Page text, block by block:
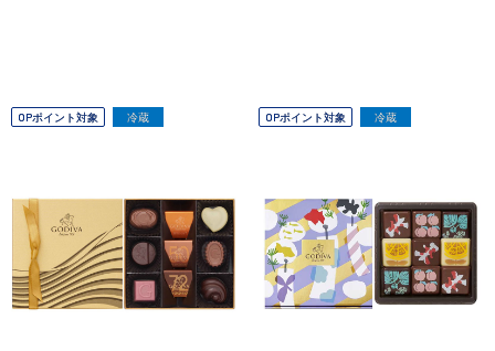
OPポイント対象 冷蔵 OPポイント対象 冷蔵